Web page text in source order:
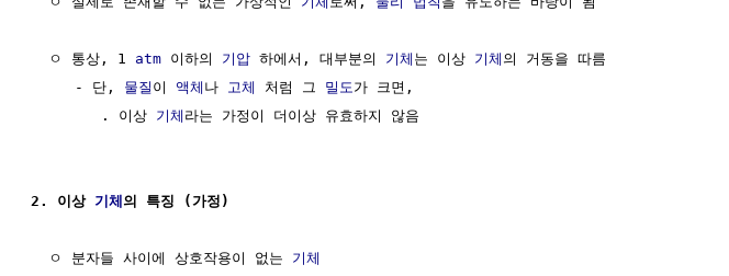
  ㅇ 통상, 1
atm 이하의 기압 하에서, 대부분의 기체 는 이상 기체 의 거동을 따름
     - 단,
물질 이 액체 나 고체 처럼 그 밀도 가 크면,
        . 이상
기체 라는 가정이 더이상 유효하지 않음
2. 이상 기체의 특징 (가정)
  ㅇ 분자들 사이에 상호작용이 없는
기체